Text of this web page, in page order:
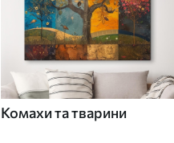
Комахи та тварини